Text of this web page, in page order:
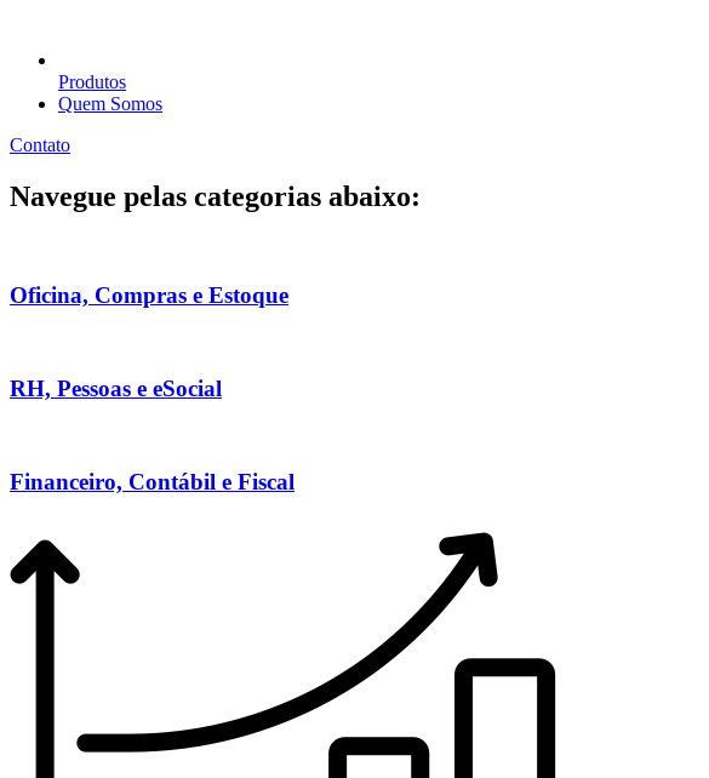
Produtos
Quem Somos
Contato
Navegue pelas categorias abaixo:
Oficina, Compras e Estoque
RH, Pessoas e eSocial
Financeiro, Contábil e Fiscal